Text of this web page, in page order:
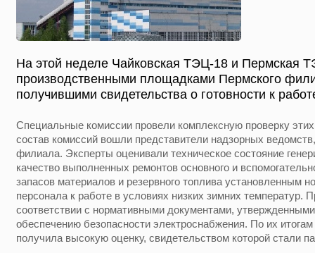
На этой неделе Чайковская ТЭЦ-18 и Пермская
производственными площадками Пермского
получившими свидетельства о готовности к
Cпециальные комиссии провели комплексную проверку
состав комиссий вошли представители надзорных
филиала. Эксперты оценивали техническое состояние
качество выполненных ремонтов основного и
запасов материалов и резервного топлива установленным
персонала к работе в условиях низких зимних температур.
соответствии с нормативными документами,
обеспечению безопасности электроснабжения. По их итогам
получила высокую оценку, свидетельством которой стали